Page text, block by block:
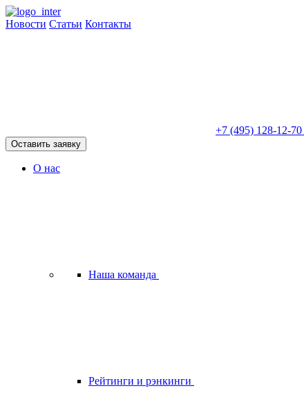
Новости Статьи Контакты
+7 (495) 128-12-70
Оставить заявку
О нас
Наша команда
Рейтинги и рэнкинги